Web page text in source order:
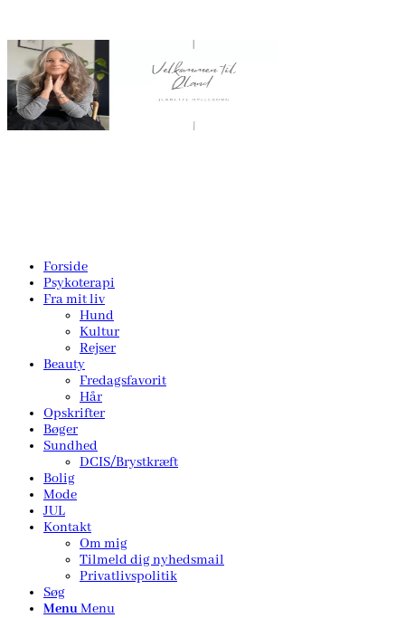
Forside
Psykoterapi
Fra mit liv
Hund
Kultur
Rejser
Beauty
Fredagsfavorit
Hår
Opskrifter
Bøger
Sundhed
DCIS/Brystkræft
Bolig
Mode
JUL
Kontakt
Om mig
Tilmeld dig nyhedsmail
Privatlivspolitik
Søg
MenuMenu